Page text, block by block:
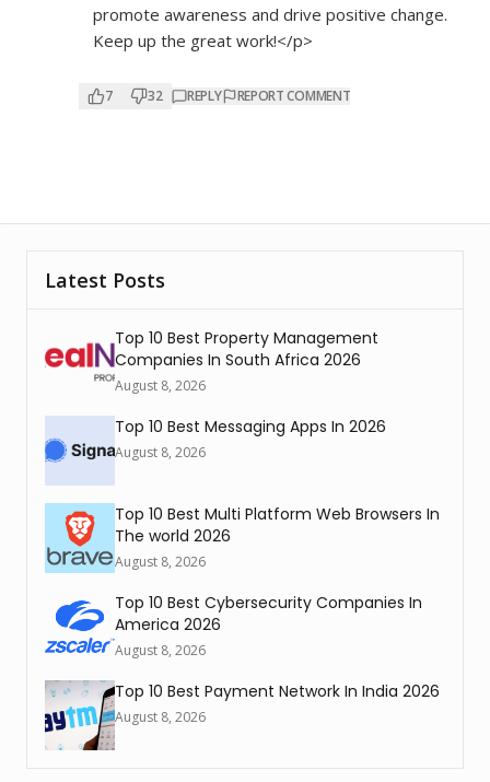
promote awareness and drive positive change.
Keep up the great work!</p>
7 32 REPLY REPORT COMMENT
Latest Posts
Top 10 Best Property Management
Companies In South Africa 2026
August 8, 2026
Top 10 Best Messaging Apps In 2026
August 8, 2026
Top 10 Best Multi Platform Web Browsers In
The world 2026
August 8, 2026
Top 10 Best Cybersecurity Companies In
America 2026
August 8, 2026
Top 10 Best Payment Network In India 2026
August 8, 2026